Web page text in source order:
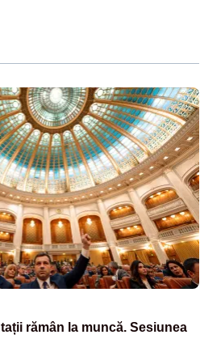
rămân la muncă. Sesiunea